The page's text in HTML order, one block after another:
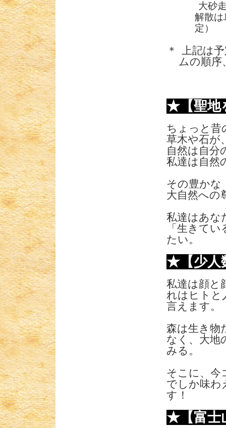
大砂
解散は
定）
＊
上記は
ムの順
★【聖地
ちょっと昔
草木や石が
自然は自分
私達は自然
その豊かな
大自然への
私達はあな
「生きて
たい。
★【少人
私達は顔と
れはヒトと
言えます。
森は生き物
なく、大地
みる。
そこに、今
でしか味わ
す！
★【富